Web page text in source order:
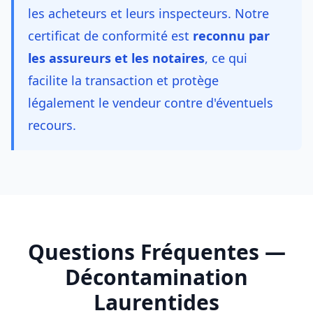
les acheteurs et leurs inspecteurs. Notre
certificat de conformité est reconnu par
les assureurs et les notaires, ce qui
facilite la transaction et protège
légalement le vendeur contre d'éventuels
recours.
Questions Fréquentes —
Décontamination
Laurentides